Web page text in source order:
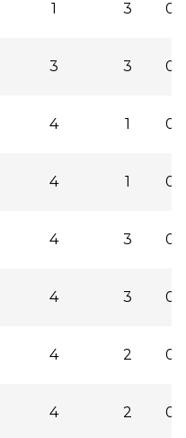
1 3
3 3
4 1
4 1
4 3
4 3
4 2
4 2